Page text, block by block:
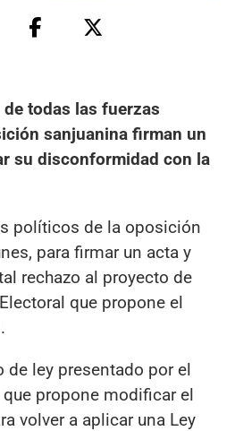
todas las fuerzas
sanjuanina firman un
su disconformidad con la
políticos de la oposición
para firmar un acta y
rechazo al proyecto de
que propone el
de ley presentado por el
propone modificar el
volver a aplicar una Ley